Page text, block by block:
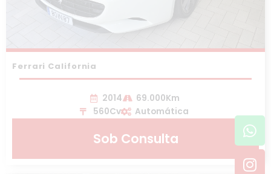
Ferrari California
2014
69.000Km
560Cv
Automática
Sob Consulta